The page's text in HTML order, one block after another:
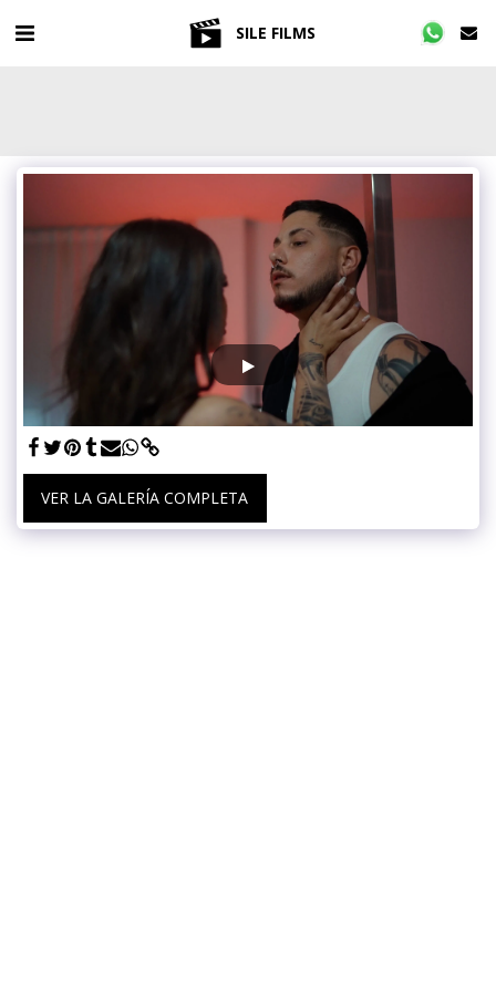
SILE FILMS
VER LA GALERÍA COMPLETA